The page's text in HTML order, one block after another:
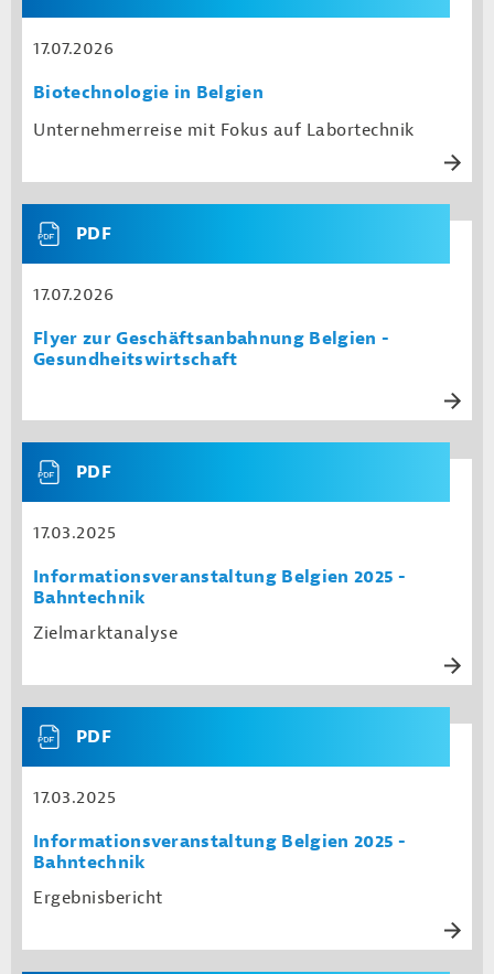
17.07.2026
Biotechnologie in Belgien
Unternehmerreise mit Fokus auf Labortechnik
PDF
17.07.2026
Flyer zur Geschäftsanbahnung Belgien -
Gesundheitswirtschaft
PDF
17.03.2025
Informationsveranstaltung Belgien 2025 -
Bahntechnik
Zielmarktanalyse
PDF
17.03.2025
Informationsveranstaltung Belgien 2025 -
Bahntechnik
Ergebnisbericht